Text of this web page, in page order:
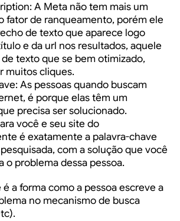
A Meta não tem mais um
fator de ranqueamento, porém ele
de texto que aparece logo
e da url nos resultados, aquele
texto que se bem otimizado,
muitos cliques.
: As pessoas quando buscam
é porque elas têm um
precisa ser solucionado.
você e seu site do
é exatamente a palavra-chave
com a solução que você
o problema dessa pessoa.
a forma como a pessoa escreve a
no mecanismo de busca